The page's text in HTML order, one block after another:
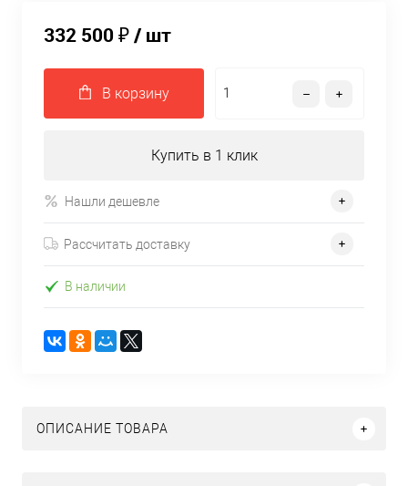
332 500 ₽/ шт
В корзину
Купить в 1 клик
Нашли дешевле
Рассчитать доставку
В наличии
ОПИСАНИЕ ТОВАРА